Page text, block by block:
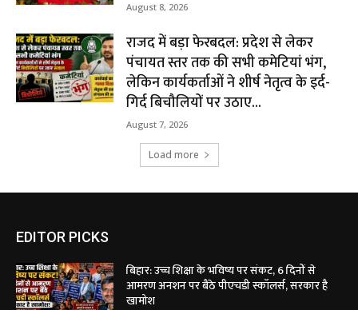
August 8, 2026
राजद में बड़ा फेरबदल: प्रदेश से लेकर
पंचायत स्तर तक की सभी कमेटियां भंग,
लेकिन कार्यकर्ताओं ने शीर्ष नेतृत्व के इर्द-
गिर्द बिचौलियों पर उठाए...
August 7, 2026
Load more
EDITOR PICKS
बिहार: उच्च शिक्षा के भविष्य पर संकट, 6 दिनों से
आमरण अनशन पर बैठे पीएचडी स्कॉलर्स, सरकार है
खामोश